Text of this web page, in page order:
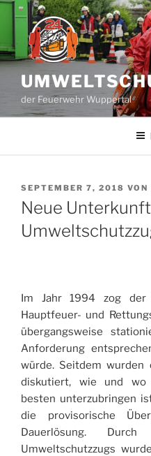
Zum
springen
der Feuerwehr Wuppertal
VERÖFFENTLICHT
AM
SEPTEMBER 7, 2018 VON
Neue
Im Jahr 1994 zog der
Hauptfeuer- und
übergangsweise
Anforderung
würde. Seitdem wurden
diskutiert, wie und wo
besten unterzubringen
die provisorische
Dauerlösung.
Umweltschutzzugs